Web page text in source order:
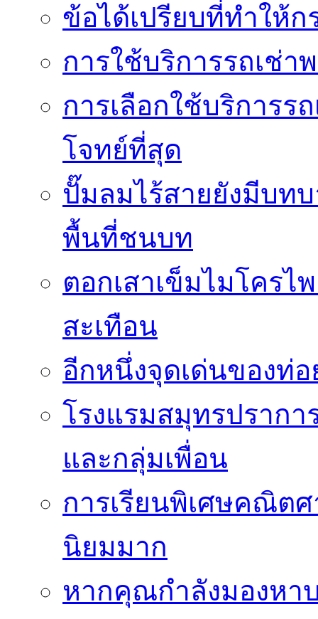
ข้อได้เปรียบที่ทำให้ก
การใช้บริการรถเช่
การเลือกใช้บริการร
โจทย์ที่สุด
ปั๊มลมไร้สายยังมีบท
พื้นที่ชนบท
ตอกเสาเข็มไมโคร
สะเทือน
อีกหนึ่งจุดเด่นของท่
โรงแรมสมุทรปราก
และกลุ่มเพื่อน
การเรียนพิเศษคณิต
นิยมมาก
หากคุณกำลังมองหา